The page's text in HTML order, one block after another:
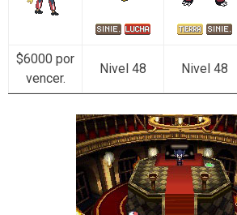
$6000 por
vencer.
Nivel 48 Nivel 48